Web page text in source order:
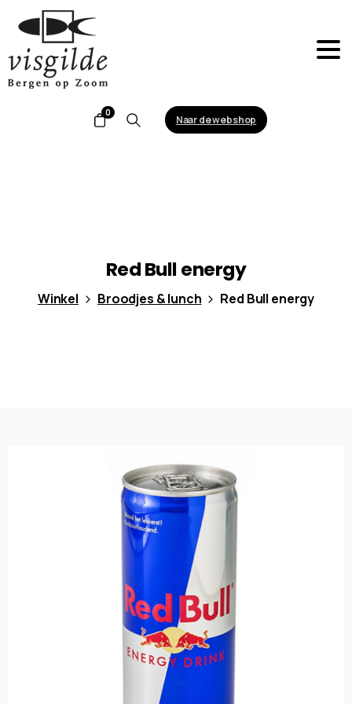
0
Search
Naar de webshop
RedBull energy
Winkel Broodjes & lunch Red Bull energy